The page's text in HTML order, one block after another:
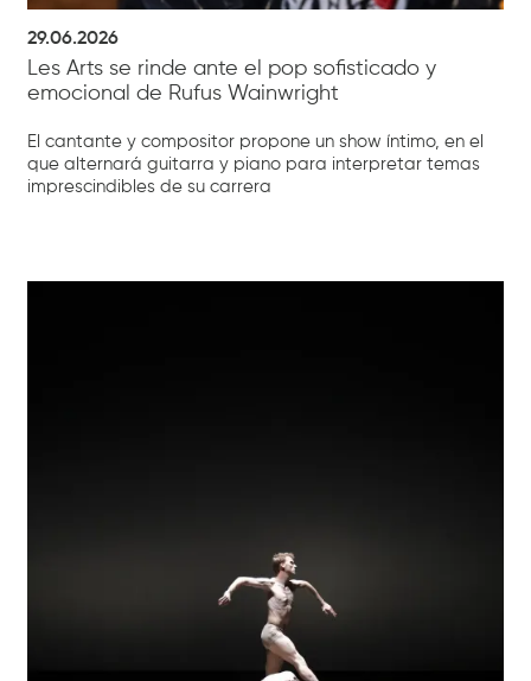
29.06.2026
Les Arts se rinde ante el pop sofisticado y
emocional de Rufus Wainwright
El cantante y compositor propone un show íntimo, en el
que alternará guitarra y piano para interpretar temas
imprescindibles de su carrera